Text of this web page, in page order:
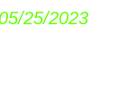
25/2023